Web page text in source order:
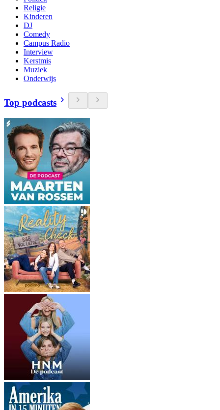
Religie
Kinderen
DJ
Comedy
Campus Radio
Interview
Kerstmis
Muziek
Onderwijs
Top podcasts